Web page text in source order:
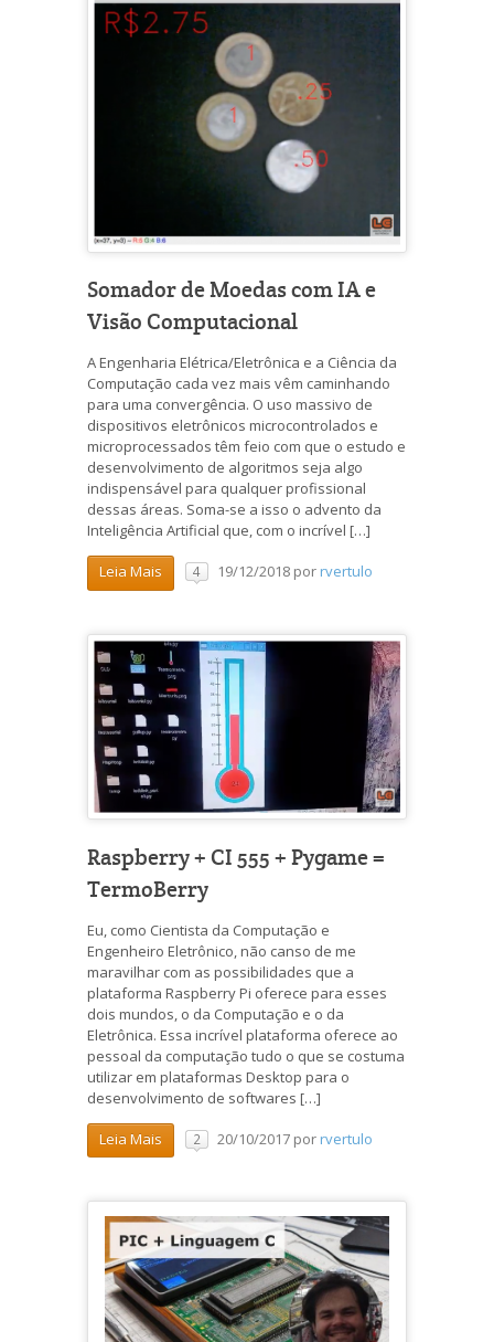
Somador de Moedas com IA e
Visão Computacional
A Engenharia Elétrica/Eletrônica e a Ciência da
Computação cada vez mais vêm caminhando
para uma convergência. O uso massivo de
dispositivos eletrônicos microcontrolados e
microprocessados têm feio com que o estudo e
desenvolvimento de algoritmos seja algo
indispensável para qualquer profissional
dessas áreas. Soma-se a isso o advento da
Inteligência Artificial que, com o incrível […]
Leia Mais 4 19/12/2018 por rvertulo
Raspberry + CI 555 + Pygame =
TermoBerry
Eu, como Cientista da Computação e
Engenheiro Eletrônico, não canso de me
maravilhar com as possibilidades que a
plataforma Raspberry Pi oferece para esses
dois mundos, o da Computação e o da
Eletrônica. Essa incrível plataforma oferece ao
pessoal da computação tudo o que se costuma
utilizar em plataformas Desktop para o
desenvolvimento de softwares […]
Leia Mais 2 20/10/2017 por rvertulo